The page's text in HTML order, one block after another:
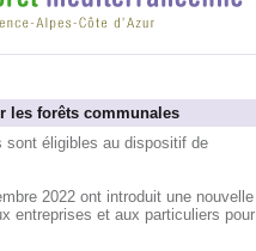
les forêts communales
sont éligibles au dispositif de
2022 ont introduit une nouvelle
entreprises et aux particuliers pour